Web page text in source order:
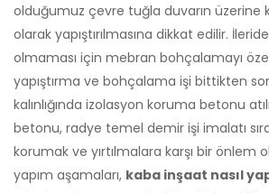
olduğumuz çevre tuğla duvarın üzerine
olarak yapıştırılmasına dikkat edilir. İleride
olmaması için mebran bohçalamayı
yapıştırma ve bohçalama işi bittikten
kalınlığında izolasyon koruma betonu
betonu, radye temel demir işi imalatı
korumak ve yırtılmalara karşı bir önlem
yapım aşamaları, kaba inşaat nasıl